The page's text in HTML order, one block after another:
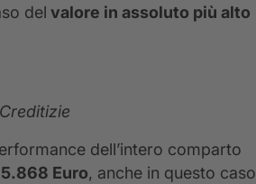
del valore in assoluto più alto
dell’intero comparto
5.868 Euro, anche in questo caso